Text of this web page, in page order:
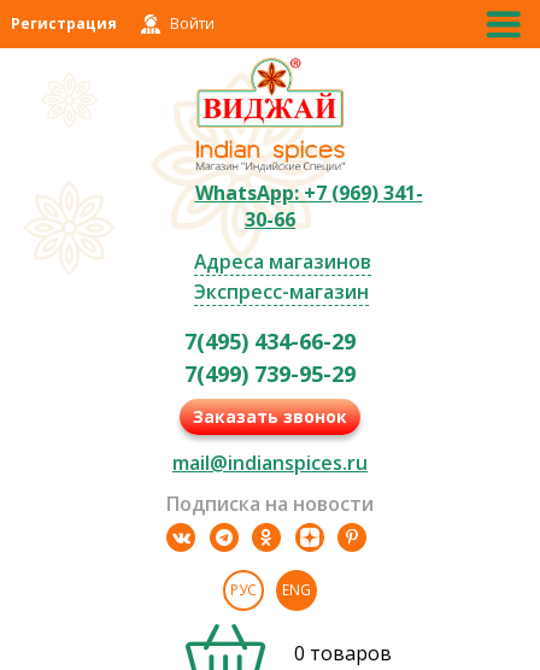
Регистрация Войти
WhatsApp: +7 (969) 341-
30-66
Адреса магазинов
Экспресс-магазин
7(495) 434-66-29
7(499) 739-95-29
Заказать звонок
mail@indianspices.ru
Подписка на новости
РУС ENG
0 товаров